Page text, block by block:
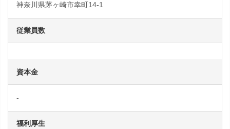
神奈川県茅ヶ崎市幸町14-1
従業員数
資本金
-
福利厚生